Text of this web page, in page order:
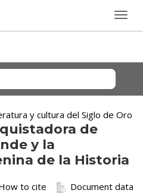
y cultura del Siglo de Oro
de
y la
de la Historia
Document data
to cite